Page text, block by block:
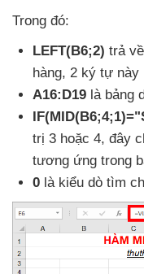
Trong đó:
LEFT(B6;2) trả
hàng, 2 ký tự này
A16:D19 là bảng
trị 3 hoặc 4, đây
tương ứng trong
0 là kiểu dò tìm